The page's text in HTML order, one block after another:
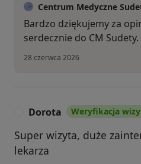
Centrum Medyczne
Bardzo dziękujemy za
serdecznie do CM Sudety.
28 czerwca 2026
Dorota Weryfikacja
Super wizyta, duże
lekarza